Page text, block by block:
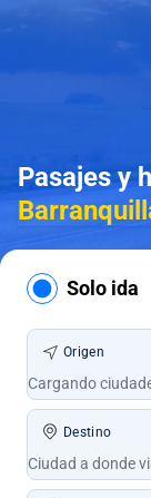
Pasajes y
Solo ida
Origen
Destino